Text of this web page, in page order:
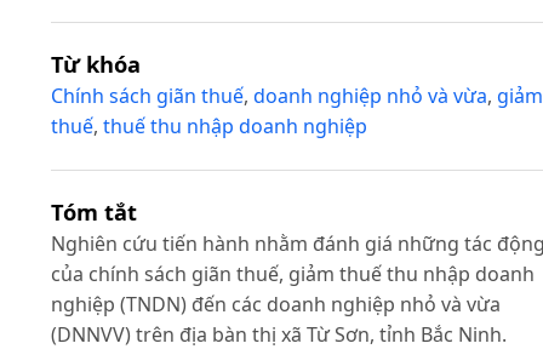
Từ khóa
Chính sách giãn thuế, doanh nghiệp nhỏ và vừa, giảm
thuế, thuế thu nhập doanh nghiệp
Tóm tắt
Nghiên cứu tiến hành nhằm đánh giá những tác
của chính sách giãn thuế, giảm thuế thu nhập doanh
nghiệp (TNDN) đến các doanh nghiệp nhỏ và vừa
(DNNVV) trên địa bàn thị xã Từ Sơn, tỉnh Bắc Ninh.